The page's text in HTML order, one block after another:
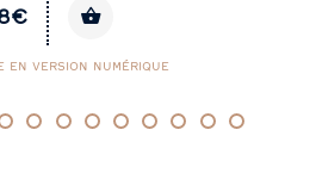
EN VERSION NUMÉRIQUE